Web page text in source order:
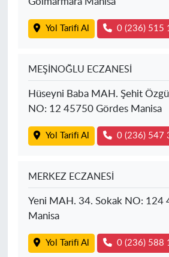
Yol Tarifi Al 0 (236) 515
MEŞİNOĞLU ECZANESİ
Hüseyni Baba MAH. Şehit
NO: 12 45750 Gördes Manisa
Yol Tarifi Al 0 (236) 547
MERKEZ ECZANESİ
Yeni MAH. 34. Sokak NO: 124
Manisa
Yol Tarifi Al 0 (236) 588